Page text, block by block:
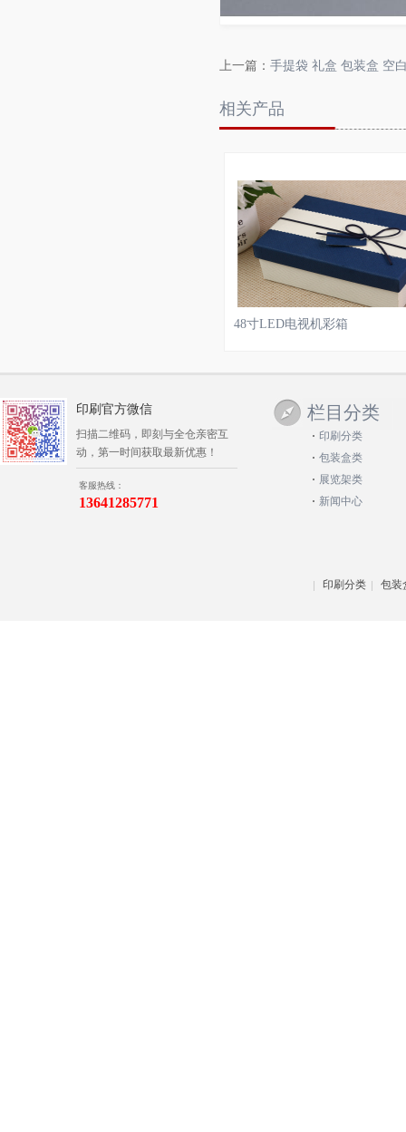
上一篇： 手提袋 礼盒 包装盒 空
相关产品
48寸LED电视机彩箱
栏目分类
印刷分类
包装盒类
展览架类
新闻中心
印刷官方微信
扫描二维码，即刻与全仓亲密互
动，第一时间获取最新优惠！
客服热线：
13641285771
印刷分类 包装